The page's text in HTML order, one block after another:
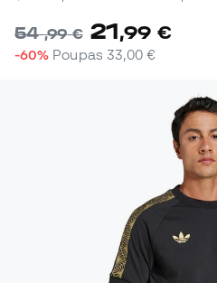
54,99 € 21,99 €
-60% Poupas 33,00 €